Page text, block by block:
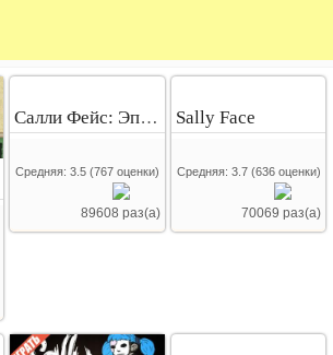
Салли Фейс: Эпизод 4
Средняя:3.5 (767 оценки)
89608 раз(а)
Sally Face
Средняя:3.7 (636 оценки)
70069 раз(а)